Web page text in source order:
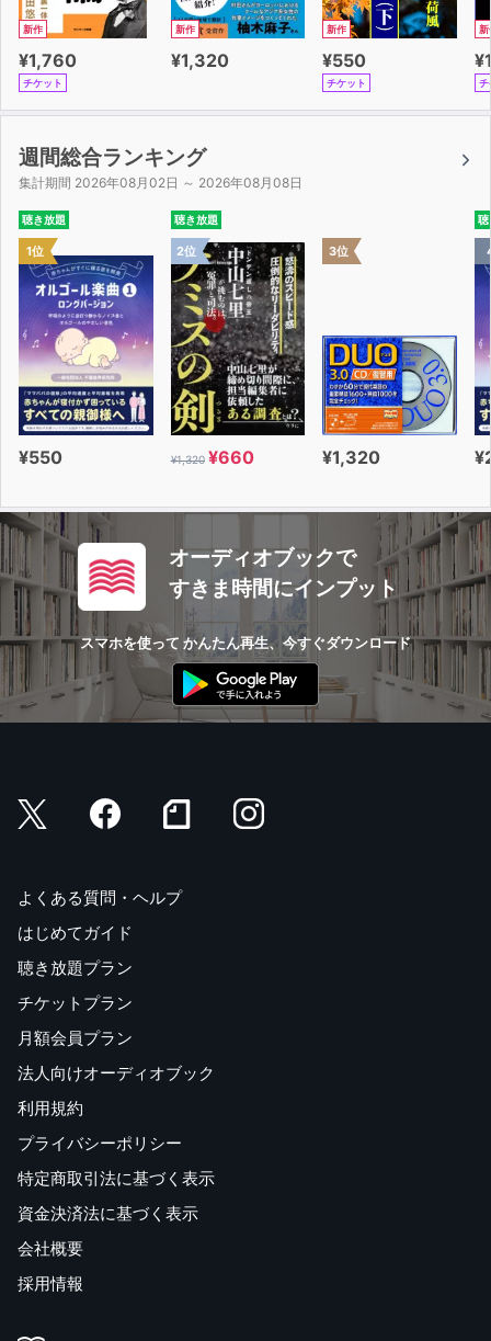
新作
¥1,760
チケット
新作
¥1,320
新作
¥550
チケット
新
チ
週間総合ランキング
集計期間 2026年08月02日 ～ 2026年08月08日
聴き放題
1位
¥550
聴き放題
2位
¥1,320 ¥660
3位
¥1,320
聴
オーディオブックで
すきま時間にインプット
スマホを使って かんたん再生、今すぐダウンロード
よくある質問・ヘルプ
はじめてガイド
聴き放題プラン
チケットプラン
月額会員プラン
法人向けオーディオブック
利用規約
プライバシーポリシー
特定商取引法に基づく表示
資金決済法に基づく表示
会社概要
採用情報